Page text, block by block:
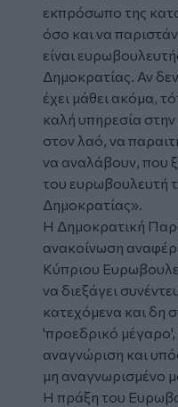
εκπρόσωπο της
όσο και να
είναι
Δημοκρατίας. Αν
έχει μάθει ακόμα,
καλή υπηρεσία
στον λαό, να
να αναλάβουν, που
του ευρωβουλευτή
Δημοκρατίας».
Η Δημοκρατική
ανακοίνωση
Κύπριου
να διεξάγει
κατεχόμενα και δη
'προεδρικό
αναγνώριση και
μη αναγνωρισμένο
Η πράξη του